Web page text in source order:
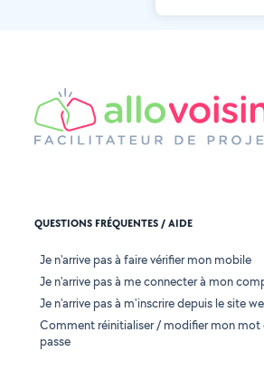
QUESTIONS FRÉQUENTES / AIDE
Je n'arrive pas à faire vérifier mon mobile
Je n'arrive pas à me connecter à mon
Je n'arrive pas à m'inscrire depuis le site
Comment réinitialiser / modifier mon mot
passe